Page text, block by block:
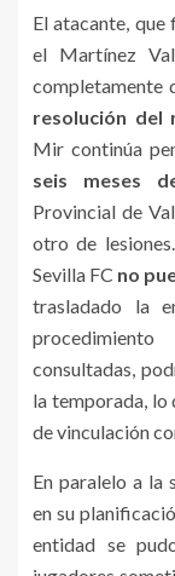
El atacante, que
el Martínez
completamente
resolución del
Mir continúa
seis meses
Provincial de
otro de
Sevilla FC no
trasladado la
consultadas,
la temporada, lo
de vinculación
En paralelo a la
en su
entidad se